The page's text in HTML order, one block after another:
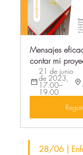
Mensajes
contar mi
21 de junio
de 2023,
17:00–
19:00
28/06 |